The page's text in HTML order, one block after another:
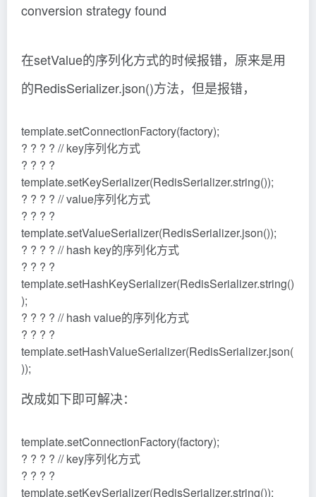
conversion strategy found
在setValue的序列化方式的时候报错，原来是用
的RedisSerializer.json()方法，但是报错，
template.setConnectionFactory(factory);
? ? ? ? // key序列化方式
? ? ? ?
template.setKeySerializer(RedisSerializer.string());
? ? ? ? // value序列化方式
? ? ? ?
template.setValueSerializer(RedisSerializer.json());
? ? ? ? // hash key的序列化方式
? ? ? ?
template.setHashKeySerializer(RedisSerializer.string()
);
? ? ? ? // hash value的序列化方式
? ? ? ?
template.setHashValueSerializer(RedisSerializer.json(
));
改成如下即可解决：
template.setConnectionFactory(factory);
? ? ? ? // key序列化方式
? ? ? ?
template.setKeySerializer(RedisSerializer.string());